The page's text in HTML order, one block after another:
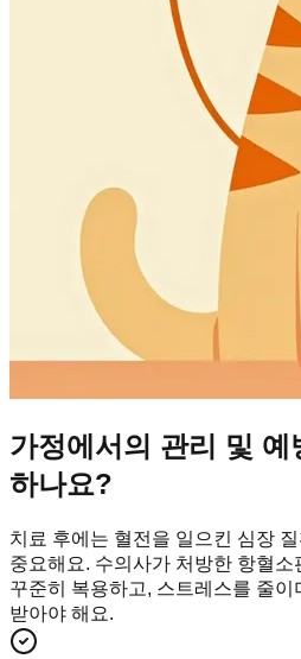
가정에서의 관리 및 예
하나요?
치료 후에는 혈전을 일으킨 심장
중요해요. 수의사가 처방한 항혈
꾸준히 복용하고, 스트레스를 줄
받아야 해요.